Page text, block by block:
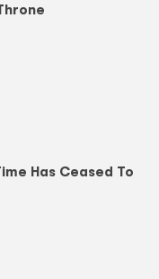
Has Ceased To